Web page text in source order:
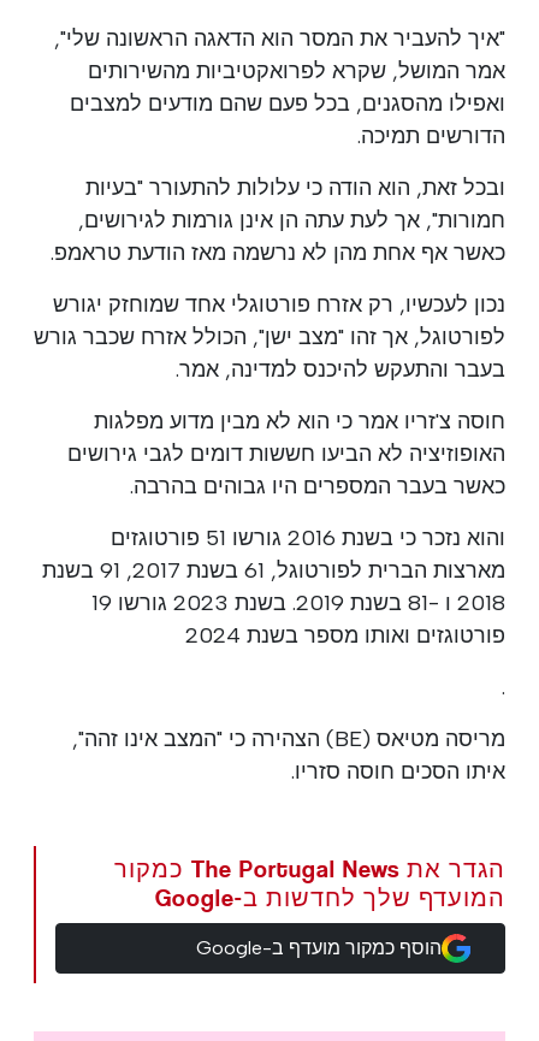
"איך להעביר את המסר הוא הדאגה הראשונה שלי",
אמר המושל, שקרא לפרואקטיביות מהשירותים
ואפילו מהסגנים, בכל פעם שהם מודעים למצבים
הדורשים תמיכה.
ובכל זאת, הוא הודה כי עלולות להתעורר "בעיות
חמורות", אך לעת עתה הן אינן גורמות לגירושים,
כאשר אף אחת מהן לא נרשמה מאז הודעת טראמפ.
נכון לעכשיו, רק אזרח פורטוגלי אחד שמוחזק יגורש
לפורטוגל, אך זהו "מצב ישן", הכולל אזרח שכבר גורש
בעבר והתעקש להיכנס למדינה, אמר.
חוסה צ'זריו אמר כי הוא לא מבין מדוע מפלגות
האופוזיציה לא הביעו חששות דומים לגבי גירושים
כאשר בעבר המספרים היו גבוהים בהרבה.
והוא נזכר כי בשנת 2016 גורשו 51 פורטוגזים
מארצות הברית לפורטוגל, 61 בשנת 2017, 91 בשנת
2018 ו -81 בשנת 2019. בשנת 2023 גורשו 19
פורטוגזים ואותו מספר בשנת 2024
.
מריסה מטיאס (BE) הצהירה כי "המצב אינו זהה",
איתו הסכים חוסה סזריו.
הגדר את The Portugal News כמקור
המועדף שלך לחדשות ב-Google
הוסף כמקור מועדף ב-Google